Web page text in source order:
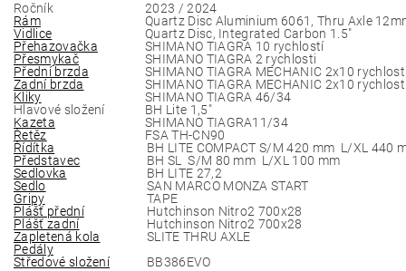
Ročník
2023 / 2024
Rám
Quartz Disc Aluminium 6061, Thru Axle
Vidlice
Quartz Disc, Integrated Carbon 1.5"
Přehazovačka
SHIMANO TIAGRA 10 rychlostí
Přesmykač
SHIMANO TIAGRA 2 rychlosti
Přední brzda
SHIMANO TIAGRA MECHANIC 2x10
Zadní brzda
SHIMANO TIAGRA MECHANIC 2x10
Kliky
SHIMANO TIAGRA 46/34
Hlavové složení
BH Lite 1,5"
Kazeta
SHIMANO TIAGRA11/34
Řetěz
FSA TH-CN90
Řídítka
BH LITE COMPACT S/M 420 mm L/XL 440
Představec
BH SL S/M 80 mm L/XL 100 mm
Sedlovka
BH LITE 27,2
Sedlo
SAN MARCO MONZA START
Gripy
TAPE
Plášť přední
Hutchinson Nitro2 700x28
Plášť zadní
Hutchinson Nitro2 700x28
Zapletená kola
SLITE THRU AXLE
Pedály
Středové složení
BB386EVO